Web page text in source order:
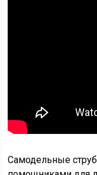
Самодельные